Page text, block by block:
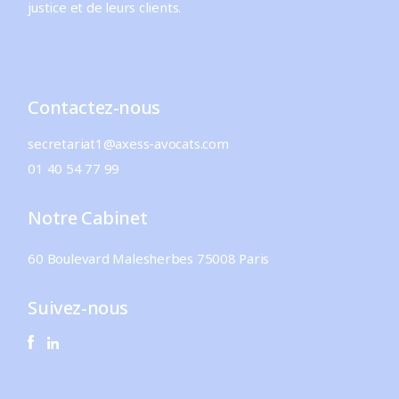
justice et de leurs clients.
Contactez-nous
secretariat1@axess-avocats.com
01 40 54 77 99
Notre Cabinet
60 Boulevard Malesherbes 75008 Paris
Suivez-nous